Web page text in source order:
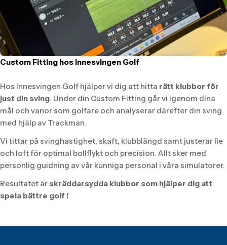
Custom Fitting hos Innesvingen Golf
Hos Innesvingen Golf hjälper vi dig att hitta rätt klubbor för
just din sving. Under din Custom Fitting går vi igenom dina
mål och vanor som golfare och analyserar därefter din sving
med hjälp av Trackman.
Vi tittar på svinghastighet, skaft, klubblängd samt justerar lie
och loft för optimal bollflykt och precision. Allt sker med
personlig guidning av vår kunniga personal i våra simulatorer.
Resultatet ärskräddarsydda klubbor som hjälper dig att
spela bättre golf !